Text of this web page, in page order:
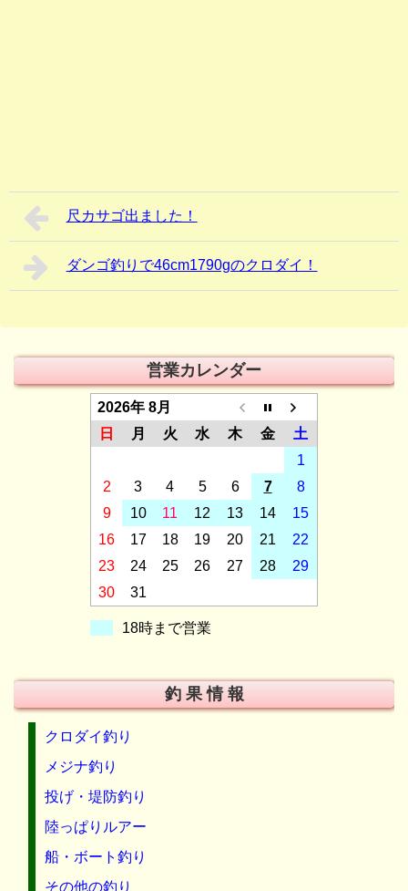
尺カサゴ出ました！
ダンゴ釣りで46cm1790gのクロダイ！
営業カレンダー
2026年 8月
日
月 火 水 木 金
土
1
2
3 4 5 6 7
8
9
10 11 12 13 14
15
16
17 18 19 20 21
22
23
24 25 26 27 28
29
30
31
18時まで営業
釣 果 情 報
クロダイ釣り
メジナ釣り
投げ・堤防釣り
陸っぱりルアー
船・ボート釣り
その他の釣り